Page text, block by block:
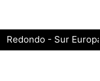
- Sur Europa